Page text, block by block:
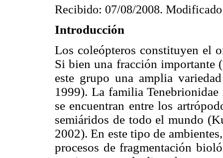
Recibido: 07/08/2008.
Introducción
Los coleópteros constituyen el
Si bien una fracción importante
este grupo una amplia
1999). La familia
se encuentran entre los
semiáridos de todo el mundo
2002). En este tipo de
procesos de fragmentación